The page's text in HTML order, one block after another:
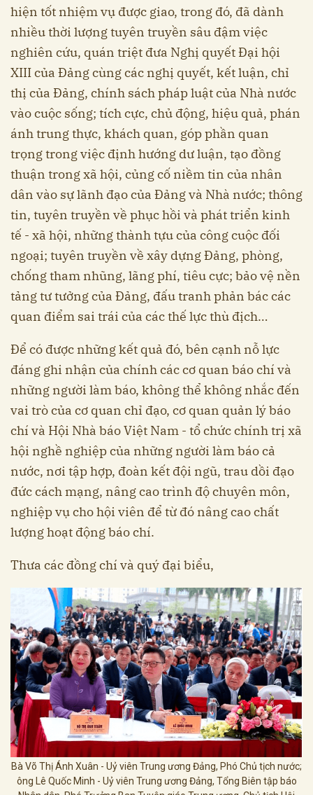
hiện tốt nhiệm vụ được giao, trong đó, đã dành
nhiều thời lượng tuyên truyền sâu đậm việc
nghiên cứu, quán triệt đưa Nghị quyết Đại hội
XIII của Đảng cùng các nghị quyết, kết luận, chỉ
thị của Đảng, chính sách pháp luật của Nhà nước
vào cuộc sống; tích cực, chủ động, hiệu quả, phán
ánh trung thực, khách quan, góp phần quan
trọng trong việc định hướng dư luận, tạo đồng
thuận trong xã hội, củng cố niềm tin của nhân
dân vào sự lãnh đạo của Đảng và Nhà nước; thông
tin, tuyên truyền về phục hồi và phát triển kinh
tế - xã hội, những thành tựu của công cuộc đối
ngoại; tuyên truyền về xây dựng Đảng, phòng,
chống tham nhũng, lãng phí, tiêu cực; bảo vệ nền
tảng tư tưởng của Đảng, đấu tranh phản bác các
quan điểm sai trái của các thế lực thù địch…
Để có được những kết quả đó, bên cạnh nỗ lực
đáng ghi nhận của chính các cơ quan báo chí và
những người làm báo, không thể không nhắc đến
vai trò của cơ quan chỉ đạo, cơ quan quản lý báo
chí và Hội Nhà báo Việt Nam - tổ chức chính trị xã
hội nghề nghiệp của những người làm báo cả
nước, nơi tập hợp, đoàn kết đội ngũ, trau dồi đạo
đức cách mạng, nâng cao trình độ chuyên môn,
nghiệp vụ cho hội viên để từ đó nâng cao chất
lượng hoạt động báo chí.
Thưa các đồng chí và quý đại biểu,
Bà Võ Thị Ánh Xuân - Uỷ viên Trung ương Đảng, Phó Chủ tịch nước;
ông Lê Quốc Minh - Uỷ viên Trung ương Đảng, Tổng Biên tập báo